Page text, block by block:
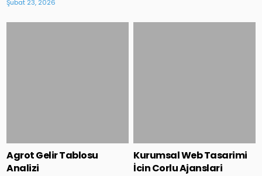
Şubat 23, 2026
Agrot Gelir Tablosu
Analizi
Kurumsal Web Tasarimi
İcin Corlu Ajanslari